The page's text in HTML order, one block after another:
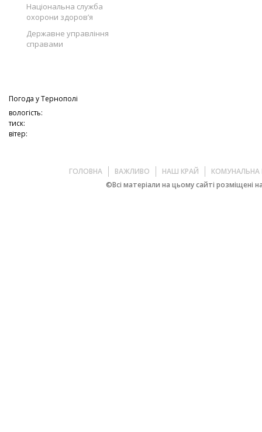
Національна служба
охорони здоров’я
Державне управління
справами
Погода уТернополі
вологість:
тиск:
вітер:
ГОЛОВНА ВАЖЛИВО НАШ КРАЙ
КОМУНАЛЬНА
©Всі матеріали на цьому сайті розміщені